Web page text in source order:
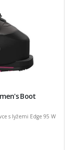
Boot
s lyžemi Edge 95 W